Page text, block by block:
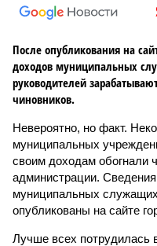
После опубликования на
доходов муниципальных
руководителей
чиновников.
Невероятно, но факт.
муниципальных
своим доходам обогнали
администрации.
муниципальных
опубликованы на сайте
Лучше всех потрудилась